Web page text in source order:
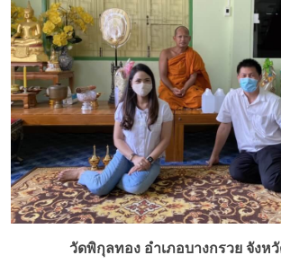
วัดพิกุลทอง อำเภอบางกรวย จังห